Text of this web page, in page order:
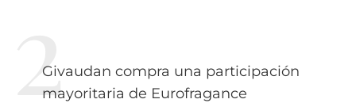
Givaudan compra una participación
mayoritaria de Eurofragance